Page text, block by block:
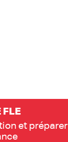
FLE
et préparer